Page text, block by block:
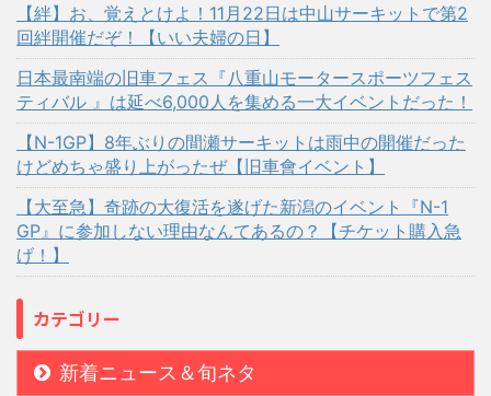
【絆】お、覚えとけよ！11月22日は中山サーキットで第2
回絆開催だぞ！【いい夫婦の日】
日本最南端の旧車フェス『八重山モータースポーツフェス
ティバル 』は延べ6,000人を集める一大イベントだった！
【N-1GP】8年ぶりの間瀬サーキットは雨中の開催だった
けどめちゃ盛り上がったぜ【旧車會イベント】
【大至急】奇跡の大復活を遂げた新潟のイベント『N-1
GP』に参加しない理由なんてあるの？【チケット購入急
げ！】
カテゴリー
新着ニュース＆旬ネタ